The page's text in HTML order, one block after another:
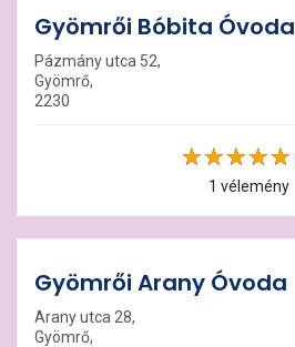
Gyömrői Bóbita Óvoda
Pázmány utca 52,
Gyömrő,
2230
1 vélemény
Gyömrői Arany Óvoda
Arany utca 28,
Gyömrő,